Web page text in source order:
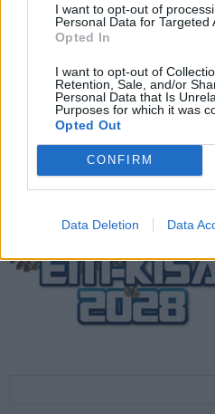
I want to opt-out of
Personal Data for Targeted
Opted In
I want to opt-out of
Retention, Sale, and/or
Personal Data that Is
Purposes for which it was
Opted Out
CONFIRM
Data Deletion Data
näin katsot
Jalkapallon
otteluohjelma